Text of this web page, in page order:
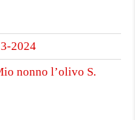
2024
nonno l’olivo S.